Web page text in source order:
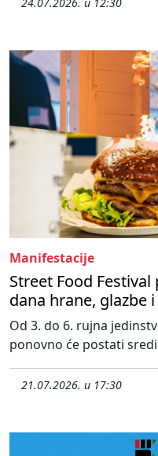
24.07.2026. u 12:30
Manifestacije
Street Food
dana hrane, glazbe
Od 3. do 6. rujna
ponovno će postati
21.07.2026. u 17:30